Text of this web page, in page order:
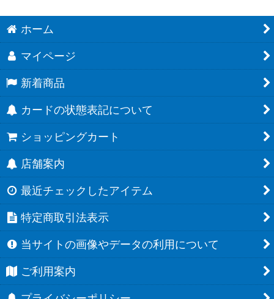
ホーム
マイページ
新着商品
カードの状態表記について
ショッピングカート
店舗案内
最近チェックしたアイテム
特定商取引法表示
当サイトの画像やデータの利用について
ご利用案内